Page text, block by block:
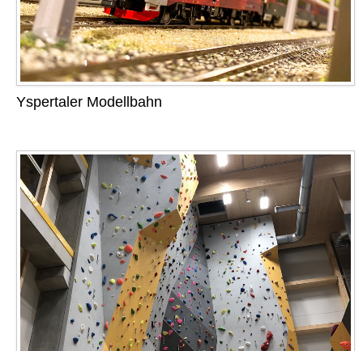
Yspertaler Modellbahn